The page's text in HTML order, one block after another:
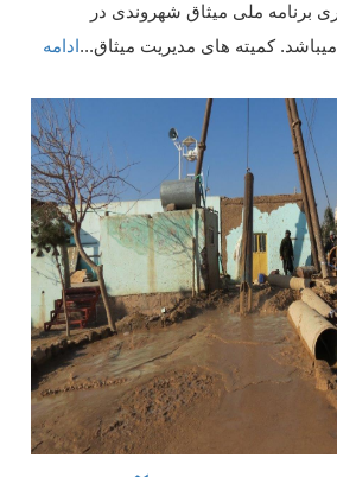
ملی میثاق شهروندی در
کمیته های مدیریت میثاق...ادامه